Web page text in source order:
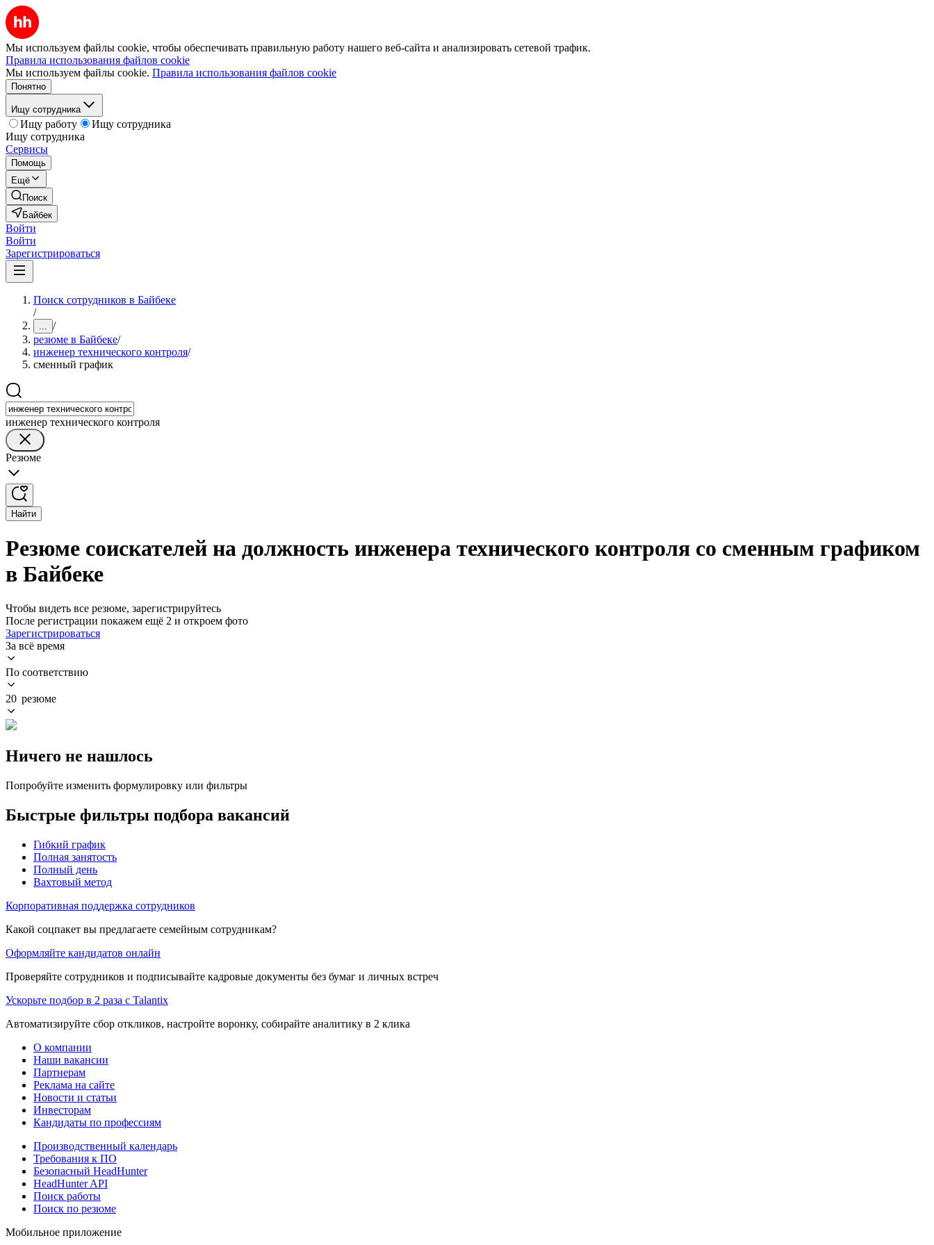
Мы используем файлы cookie, чтобы обеспечивать правильную работу нашего веб-сайта и анализировать сетевой трафик.
Правила использования файлов cookie
Мы используем файлы cookie. Правила использования файлов cookie
Понятно
Ищу сотрудника
Ищу работу
Ищу сотрудника
Ищу сотрудника
Сервисы
Помощь
Ещё
Поиск
Байбек
Войти
Войти
Зарегистрироваться
Поиск сотрудников в Байбеке
/
... /
резюме в Байбеке/
инженер технического контроля/
сменный график
инженер технического контроля
Резюме
Найти
Резюме соискателей на должность инженера технического контроля со сменным графиком
в Байбеке
Чтобы видеть все резюме, зарегистрируйтесь
После регистрации покажем ещё 2 и откроем фото
Зарегистрироваться
За всё время
По соответствию
20 резюме
Ничего не нашлось
Попробуйте изменить формулировку или фильтры
Быстрые фильтры подбора вакансий
Гибкий график
Полная занятость
Полный день
Вахтовый метод
Корпоративная поддержка сотрудников
Какой соцпакет вы предлагаете семейным сотрудникам?
Оформляйте кандидатов онлайн
Проверяйте сотрудников и подписывайте кадровые документы без бумаг и личных встреч
Ускорьте подбор в 2 раза с Talantix
Автоматизируйте сбор откликов, настройте воронку, собирайте аналитику в 2 клика
О компании
Наши вакансии
Партнерам
Реклама на сайте
Новости и статьи
Инвесторам
Кандидаты по профессиям
Производственный календарь
Требования к ПО
Безопасный HeadHunter
HeadHunter API
Поиск работы
Поиск по резюме
Мобильное приложение